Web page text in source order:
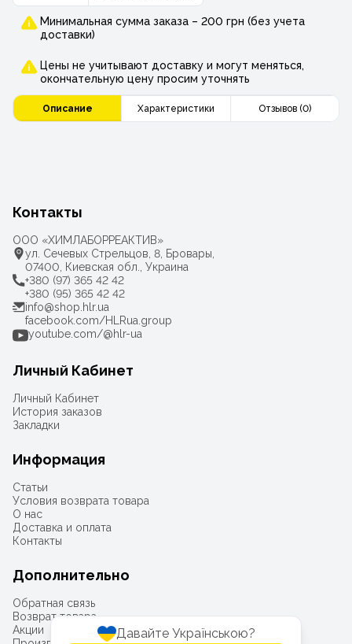
Давайте Українською?
Минимальная сумма заказа – 200 грн (без учета
доставки)
Цены не учитывают доставку и могут меняться,
окончательную цену просим уточнять
Описание Характеристики Отзывов (0)
Контакты
ООО «ХИМЛАБОРРЕАКТИВ»
ул. Сечевых Стрельцов, 8, Бровары,
07400, Киевская обл., Украина
+380 (97) 365 42 42
+380 (95) 365 42 42
info@shop.hlr.ua
facebook.com/HLRua.group
youtube.com/@hlr-ua
Личный Кабинет
Личный Кабинет
История заказов
Закладки
Информация
Статьи
Условия возврата товара
О нас
Доставка и оплата
Контакты
Дополнительно
Обратная связь
Возврат товара
Акции